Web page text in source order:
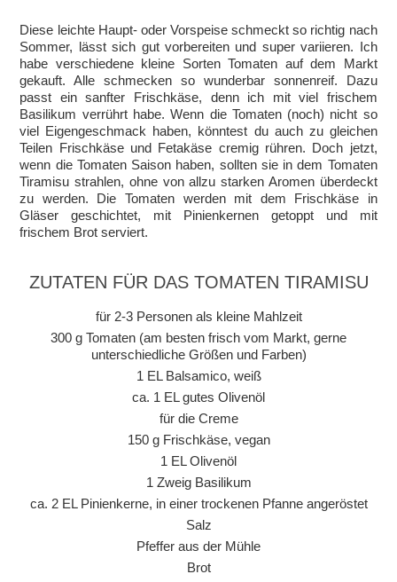
Diese leichte Haupt- oder Vorspeise schmeckt so richtig nach
Sommer, lässt sich gut vorbereiten und super variieren. Ich
habe verschiedene kleine Sorten Tomaten auf dem Markt
gekauft. Alle schmecken so wunderbar sonnenreif. Dazu
passt ein sanfter Frischkäse, denn ich mit viel frischem
Basilikum verrührt habe. Wenn die Tomaten (noch) nicht so
viel Eigengeschmack haben, könntest du auch zu gleichen
Teilen Frischkäse und Fetakäse cremig rühren. Doch jetzt,
wenn die Tomaten Saison haben, sollten sie in dem Tomaten
Tiramisu strahlen, ohne von allzu starken Aromen überdeckt
zu werden. Die Tomaten werden mit dem Frischkäse in
Gläser geschichtet, mit Pinienkernen getoppt und mit
frischem Brot serviert.
ZUTATEN FÜR DAS TOMATEN TIRAMISU
für 2-3 Personen als kleine Mahlzeit
300 g Tomaten (am besten frisch vom Markt, gerne
unterschiedliche Größen und Farben)
1 EL Balsamico, weiß
ca. 1 EL gutes Olivenöl
für die Creme
150 g Frischkäse, vegan
1 EL Olivenöl
1 Zweig Basilikum
ca. 2 EL Pinienkerne, in einer trockenen Pfanne angeröstet
Salz
Pfeffer aus der Mühle
Brot